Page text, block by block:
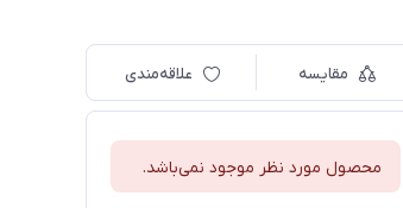
مقایسه علاقه‌مندی
محصول مورد نظر موجود نمی‌باشد.